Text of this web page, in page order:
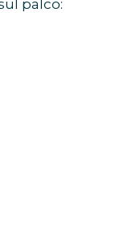
palco: